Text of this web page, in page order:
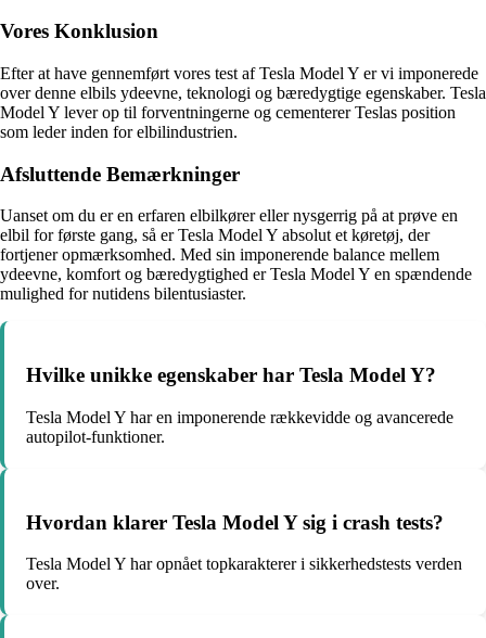
Vores Konklusion
Efter at have gennemført vores test af Tesla Model Y er vi imponerede
over denne elbils ydeevne, teknologi og bæredygtige egenskaber. Tesla
Model Y lever op til forventningerne og cementerer Teslas position
som leder inden for elbilindustrien.
Afsluttende Bemærkninger
Uanset om du er en erfaren elbilkører eller nysgerrig på at prøve en
elbil for første gang, så er Tesla Model Y absolut et køretøj, der
fortjener opmærksomhed. Med sin imponerende balance mellem
ydeevne, komfort og bæredygtighed er Tesla Model Y en spændende
mulighed for nutidens bilentusiaster.
Hvilke unikke egenskaber har Tesla Model Y?
Tesla Model Y har en imponerende rækkevidde og avancerede
autopilot-funktioner.
Hvordan klarer Tesla Model Y sig i crash tests?
Tesla Model Y har opnået topkarakterer i sikkerhedstests verden
over.